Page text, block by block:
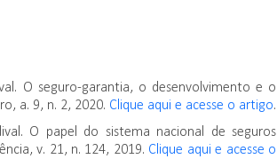
O seguro-garantia, o desenvolvimento e o
a. 9, n. 2, 2020. Clique aqui e acesse o artigo.
O papel do sistema nacional de seguros
v. 21, n. 124, 2019. Clique aqui e acesse o